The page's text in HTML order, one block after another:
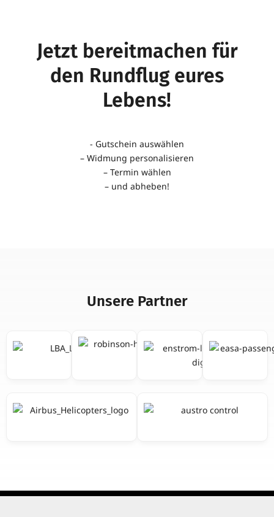
Jetzt bereit­ma­chen für
den Rund­flug eures
Lebens!
- Gut­schein aus­wählen
– Wid­mung per­so­na­li­sieren
– Termin wählen
– und abheben!
Unsere Partner